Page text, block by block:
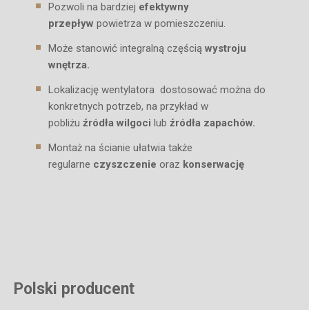
Pozwoli na bardziej efektywny
przepływ powietrza w pomieszczeniu.
Może stanowić integralną częścią wystroju
wnętrza.
Lokalizację wentylatora dostosować można do
konkretnych potrzeb, na przykład w
pobliżu źródła wilgoci lub źródła zapachów.
Montaż na ścianie ułatwia także
regularne czyszczenie oraz konserwację
Polski producent